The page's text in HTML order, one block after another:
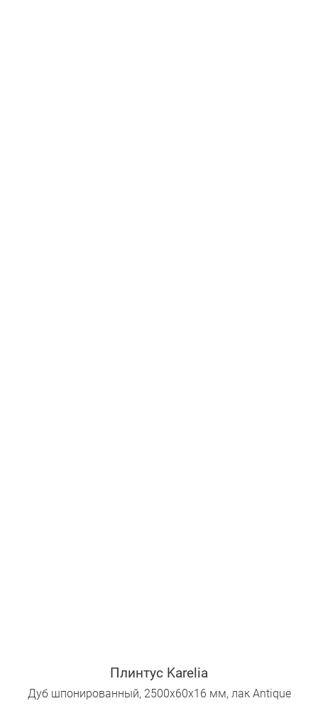
Плинтус Karelia
Дуб шпонированный, 2500х60х16 мм, лак Antique